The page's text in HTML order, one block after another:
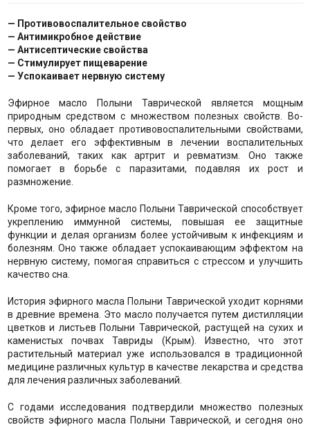
— Противовоспалительное свойство
— Антимикробное действие
— Антисептические свойства
— Стимулирует пищеварение
— Успокаивает нервную систему
Эфирное масло Полыни Таврической является мощным
природным средством с множеством полезных свойств. Во-
первых, оно обладает противовоспалительными свойствами,
что делает его эффективным в лечении воспалительных
заболеваний, таких как артрит и ревматизм. Оно также
помогает в борьбе с паразитами, подавляя их рост и
размножение.
Кроме того, эфирное масло Полыни Таврической способствует
укреплению иммунной системы, повышая ее защитные
функции и делая организм более устойчивым к инфекциям и
болезням. Оно также обладает успокаивающим эффектом на
нервную систему, помогая справиться с стрессом и улучшить
качество сна.
История эфирного масла Полыни Таврической уходит корнями
в древние времена. Это масло получается путем дистилляции
цветков и листьев Полыни Таврической, растущей на сухих и
каменистых почвах Тавриды (Крым). Известно, что этот
растительный материал уже использовался в традиционной
медицине различных культур в качестве лекарства и средства
для лечения различных заболеваний.
С годами исследования подтвердили множество полезных
свойств эфирного масла Полыни Таврической, и сегодня оно